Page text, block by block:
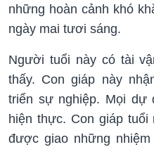
những hoàn cảnh khó
ngày mai tươi sáng.
Người tuổi này có tài
thấy. Con giáp này
triển sự nghiệp. Mọi dự
hiện thực. Con giáp
được giao những